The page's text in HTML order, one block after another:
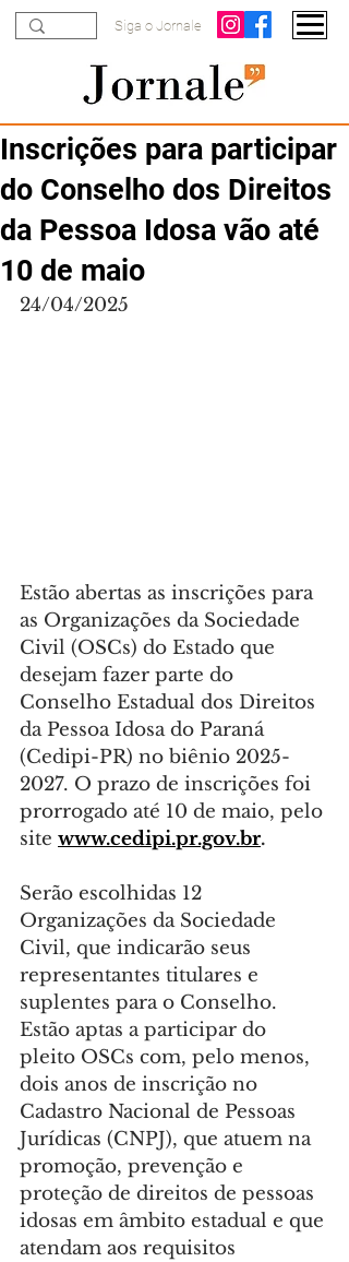
Siga o Jornale
Inscrições para participar
do Conselho dos Direitos
da Pessoa Idosa vão até
10 de maio
24/04/2025
Estão abertas as inscrições para
as Organizações da Sociedade
Civil (OSCs) do Estado que
desejam fazer parte do
Conselho Estadual dos Direitos
da Pessoa Idosa do Paraná
(Cedipi-PR) no biênio 2025-
2027. O prazo de inscrições foi
prorrogado até 10 de maio, pelo
site www.cedipi.pr.gov.br.
Serão escolhidas 12
Organizações da Sociedade
Civil, que indicarão seus
representantes titulares e
suplentes para o Conselho.
Estão aptas a participar do
pleito OSCs com, pelo menos,
dois anos de inscrição no
Cadastro Nacional de Pessoas
Jurídicas (CNPJ), que atuem na
promoção, prevenção e
proteção de direitos de pessoas
idosas em âmbito estadual e que
atendam aos requisitos